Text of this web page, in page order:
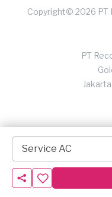
Service AC
Copyright© 2026 PT
PT